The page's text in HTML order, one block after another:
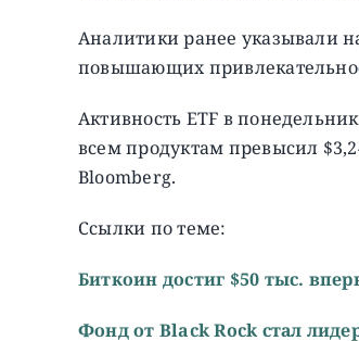
Аналитики ранее указывали
повышающих
Активность ETF в
всем продуктам превысил
Bloomberg.
Ссылки по теме:
Биткоин достиг $50 тыс.
Фонд от Black Rock стал